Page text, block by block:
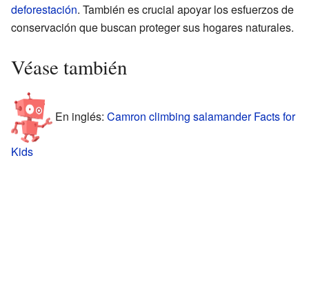
deforestación. También es crucial apoyar los esfuerzos de
conservación que buscan proteger sus hogares naturales.
Véase también
En inglés: Camron climbing salamander Facts for
Kids